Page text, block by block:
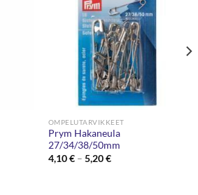
OMPELUTARVIKKEET
Prym Hakaneula
27/34/38/50mm
4,10€ – 5,20€Hintaluokka: